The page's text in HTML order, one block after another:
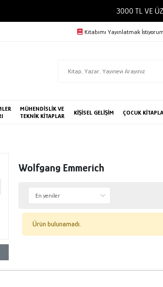
3000 TL VE
Kitabımı Yayınlatmak
MÜHENDİSLİK VE
TEKNİK KİTAPLAR
KİŞİSEL GELİŞİM ÇOCUK
Wolfgang Emmerich
Ürün bulunamadı.